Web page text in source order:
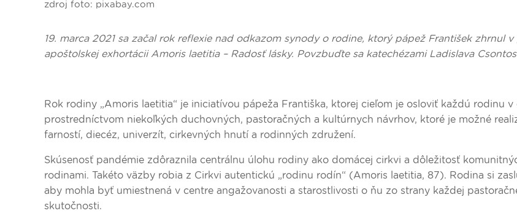
zdroj foto: pixabay.com
19. marca 2021 sa začal rok reflexie nad odkazom synody o rodine, ktorý pápež František zhrnul
apoštolskej exhortácii Amoris laetitia – Radosť lásky. Povzbuďte sa katechézami Ladislava
Rok rodiny „Amoris laetitia“ je iniciatívou pápeža Františka, ktorej cieľom je osloviť každú rodinu v
prostredníctvom niekoľkých duchovných, pastoračných a kultúrnych návrhov, ktoré je možné
farností, diecéz, univerzít, cirkevných hnutí a rodinných združení.
Skúsenosť pandémie zdôraznila centrálnu úlohu rodiny ako domácej cirkvi a dôležitosť
rodinami. Takéto väzby robia z Cirkvi autentickú „rodinu rodín“ (Amoris laetitia, 87). Rodina si
aby mohla byť umiestnená v centre angažovanosti a starostlivosti o ňu zo strany každej
skutočnosti.